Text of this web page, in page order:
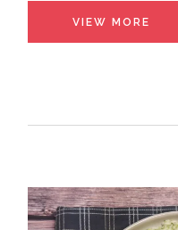
VIEW MORE